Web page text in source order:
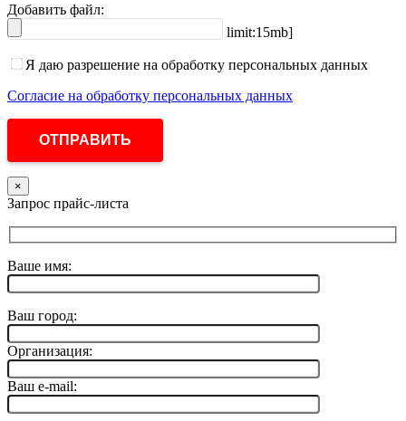
Добавить файл:
limit:15mb]
Я даю разрешение на обработку персональных данных
Согласие на обработку персональных данных
×
Запрос прайс-листа
Ваше имя:
Ваш город:
Организация:
Ваш e-mail: